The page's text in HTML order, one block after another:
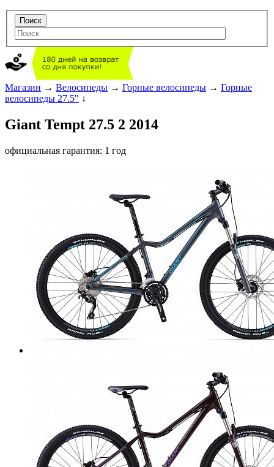
Магазин → Велосипеды → Горные велосипеды → Горные
велосипеды 27.5" ↓
Giant Tempt 27.5 2 2014
официальная гарантия: 1 год